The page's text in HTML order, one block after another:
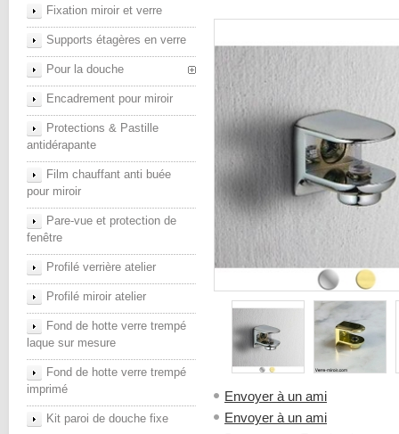
Fixation miroir et verre
Supports étagères en verre
Pour la douche
Encadrement pour miroir
Protections & Pastille
antidérapante
Film chauffant anti buée
pour miroir
Pare-vue et protection de
fenêtre
Profilé verrière atelier
Profilé miroir atelier
Fond de hotte verre trempé
laque sur mesure
Fond de hotte verre trempé
imprimé
Kit paroi de douche fixe
Envoyer à un ami
Envoyer à un ami